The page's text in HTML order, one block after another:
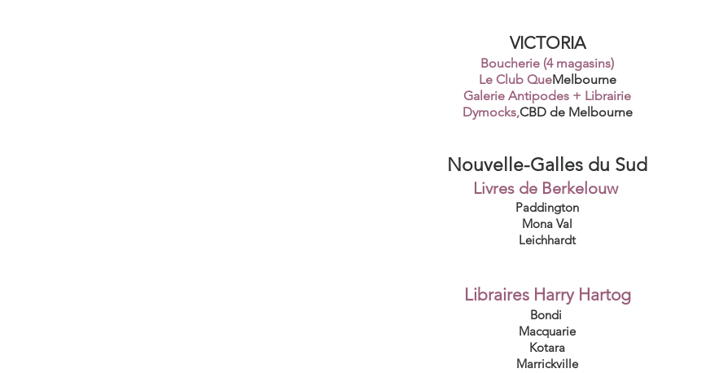
VICTORIA
Boucherie (4 magasins)
Le Club QueMelbourne
Galerie Antipodes + Librairie
Dymocks,CBD de Melbourne
Nouvelle-Galles du Sud
Livres de Berkelouw
Paddington
Mona Val
Leichhardt
Libraires Harry Hartog
Bondi
Macquarie
Kotara
Marrickville